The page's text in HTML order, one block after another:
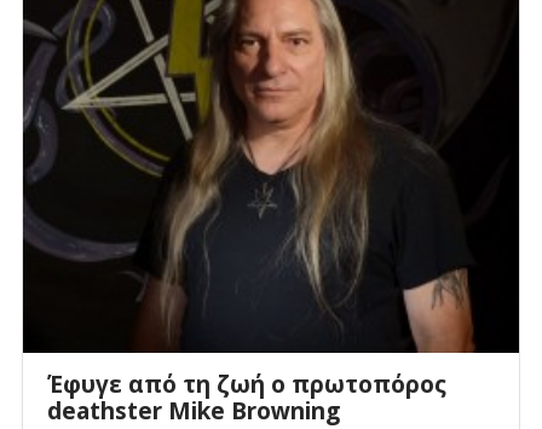
Έφυγε από τη ζωή ο πρωτοπόρος
deathster Mike Browning